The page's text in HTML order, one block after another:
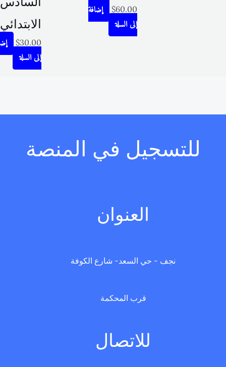
$
إضافة
الابتدائي
$
إضافة
للتسجيل في المنصة
العنوان
نجف - حي السعد- شارع الكوفة
قرب المحكمة
للاتصال